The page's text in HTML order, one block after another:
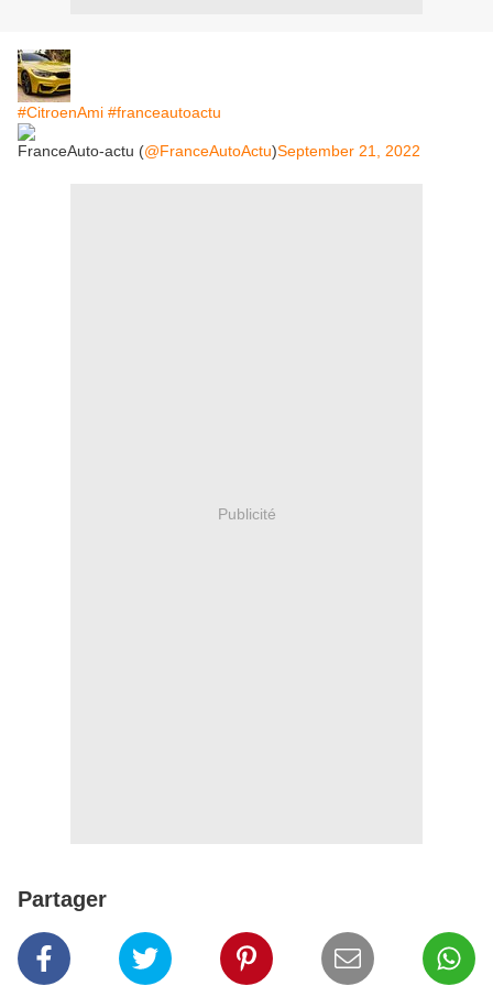
#CitroenAmi #franceautoactu
FranceAuto-actu (@FranceAutoActu)September 21, 2022
Publicité
Partager